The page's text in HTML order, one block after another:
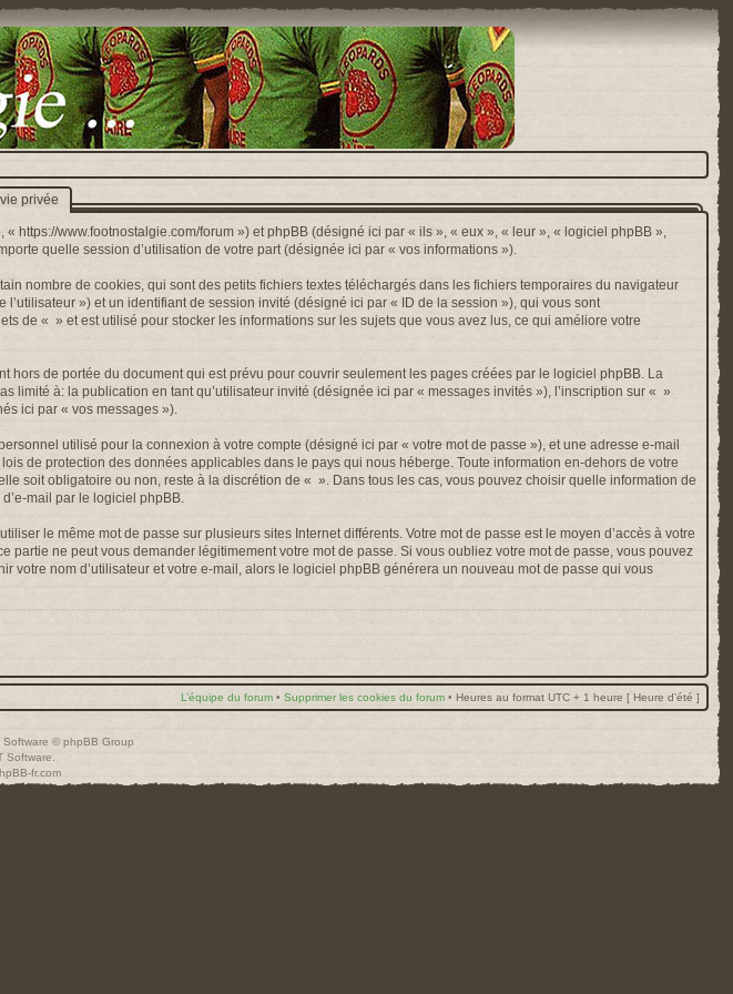
privée
www.footnostalgie.com/forum ») et phpBB (désigné ici par « ils », « eux », « leur », « logiciel phpBB »,
quelle session d’utilisation de votre part (désignée ici par « vos informations »).
nombre de cookies, qui sont des petits fichiers textes téléchargés dans les fichiers temporaires du navigateur
») et un identifiant de session invité (désigné ici par « ID de la session »), qui vous sont
de « » et est utilisé pour stocker les informations sur les sujets que vous avez lus, ce qui améliore votre
de portée du document qui est prévu pour couvrir seulement les pages créées par le logiciel phpBB. La
limité à: la publication en tant qu’utilisateur invité (désignée ici par « messages invités »), l’inscription sur « »
ici par « vos messages »).
utilisé pour la connexion à votre compte (désigné ici par « votre mot de passe »), et une adresse e-mail
de protection des données applicables dans le pays qui nous héberge. Toute information en-dehors de votre
soit obligatoire ou non, reste à la discrétion de « ». Dans tous les cas, vous pouvez choisir quelle information de
mail par le logiciel phpBB.
le même mot de passe sur plusieurs sites Internet différents. Votre mot de passe est le moyen d’accès à votre
ne peut vous demander légitimement votre mot de passe. Si vous oubliez votre mot de passe, vous pouvez
nom d’utilisateur et votre e-mail, alors le logiciel phpBB générera un nouveau mot de passe qui vous
L’équipe du forum • Supprimer les cookies du forum • Heures au format UTC + 1 heure [ Heure d’été ]
Software © phpBB Group
Software
fr.com